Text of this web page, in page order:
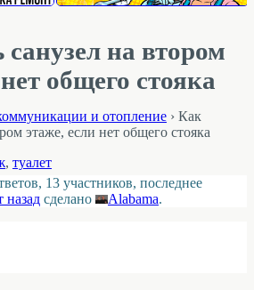
санузел на втором
общего стояка
и отопление › Как
этаже, если нет общего стояка
, туалет
13 участников, последнее
назад сделано Alabama.